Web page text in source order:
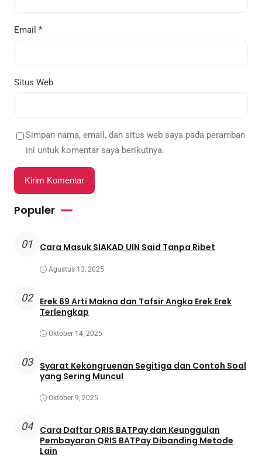
Email *
Situs Web
Simpan nama, email, dan situs web saya pada peramban
ini untuk komentar saya berikutnya.
Populer
01 Cara Masuk SIAKAD UIN Said Tanpa Ribet
Agustus 13, 2025
02
Erek 69 Arti Makna dan Tafsir Angka Erek Erek
Terlengkap
Oktober 14, 2025
03
Syarat Kekongruenan Segitiga dan Contoh Soal
yang Sering Muncul
Oktober 9, 2025
04
Cara Daftar QRIS BATPay dan Keunggulan
Pembayaran QRIS BATPay Dibanding Metode
Lain